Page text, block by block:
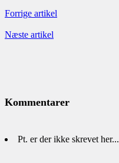
Forrige artikel
Næste artikel
Kommentarer
Pt. er der ikke skrevet her...